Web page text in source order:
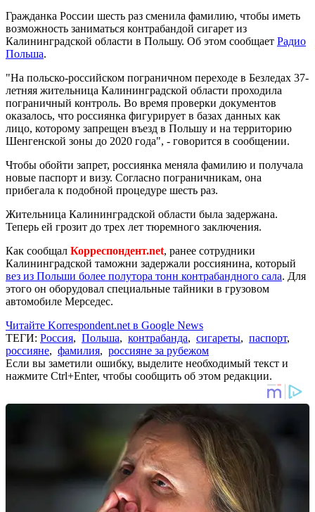
Гражданка России шесть раз сменила фамилию, чтобы иметь
возможность заниматься контрабандой сигарет из
Калининградской области в Польшу. Об этом сообщает Радио
Польша.
"На польско-российском пограничном переходе в Безледах 37-
летняя жительница Калининградской области проходила
пограничный контроль. Во время проверки документов
оказалось, что россиянка фигурирует в базах данных как
лицо, которому запрещен въезд в Польшу и на территорию
Шенгенской зоны до 2020 года", - говорится в сообщении.
Чтобы обойти запрет, россиянка меняла фамилию и получала
новые паспорт и визу. Согласно пограничникам, она
прибегала к подобной процедуре шесть раз.
Жительница Калининградской области была задержана.
Теперь ей грозит до трех лет тюремного заключения.
Как сообщал Корреспондент.net, ранее сотрудники
Калининградской таможни задержали россиянина, который
вез из Польши более полутора тонн контрабандного сала. Для
этого он оборудовал специальные тайники в грузовом
автомобиле Мерседес.
Читайте Korrespondent.net в Google News
ТЕГИ: Россия, Польша, контрабанда, сигареты, паспорт,
россияне, фамилия, россияне за рубежом
Если вы заметили ошибку, выделите необходимый текст и
нажмите Ctrl+Enter, чтобы сообщить об этом редакции.